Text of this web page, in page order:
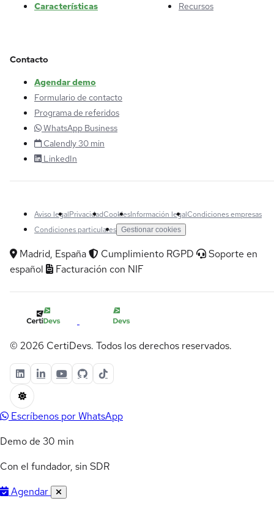
Características
Recursos
Contacto
Agendar demo
Formulario de contacto
Programa de referidos
WhatsApp Business
Calendly 30 min
LinkedIn
Aviso legalPrivacidadCookiesInformación legalCondiciones empresas
Condiciones particulares Gestionar cookies
Madrid, España Cumplimiento RGPD
Soporte en
español
Facturación con NIF
© 2026 CertiDevs. Todos los derechos reservados.
Escríbenos por WhatsApp
Demo de 30 min
Con el fundador, sin SDR
Agendar